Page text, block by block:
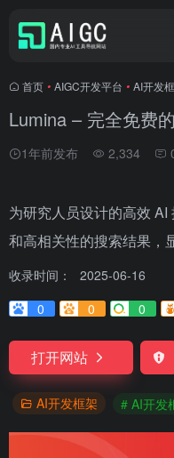
首页 • AIGC开发平台 • AI开发
Lumina – 完全免费
1年前发布 2,334
为研究人员设计的高效
和高相关性的搜索结果，
收录时间：
2025-06-16
0
0 0
打开网站
AI开发框架 # AI开发